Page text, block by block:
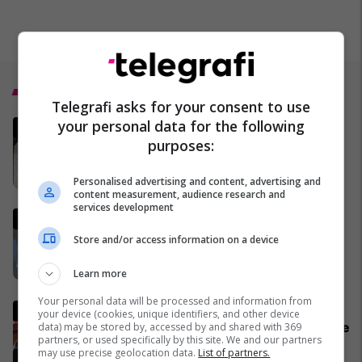
Vaktia e Ramazanit 2026 në
Kosovë
evropiane që po akuzohet se
Gjithçka që ka ndodhur në 18
ditët e para të luftës në Iran dhe
Lindjen e Mesme
Telegrafi asks for your consent to use
your personal data for the following
purposes:
Personalised advertising and content, advertising and
content measurement, audience research and
services development
Store and/or access information on a device
Learn more
Your personal data will be processed and information from
your device (cookies, unique identifiers, and other device
data) may be stored by, accessed by and shared with 369
partners, or used specifically by this site. We and our partners
may use precise geolocation data. List of partners.